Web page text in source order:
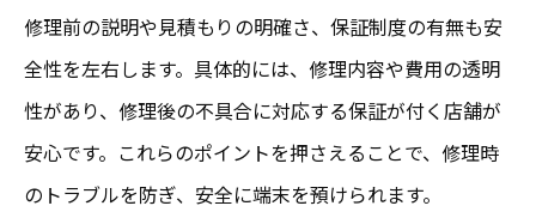
修理前の説明や見積もりの明確さ、保証制度の有無も安
全性を左右します。具体的には、修理内容や費用の透明
性があり、修理後の不具合に対応する保証が付く店舗が
安心です。これらのポイントを押さえることで、修理時
のトラブルを防ぎ、安全に端末を預けられます。